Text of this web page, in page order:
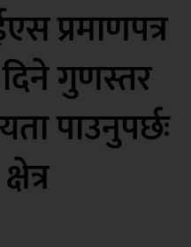
प्रमाणपत्र
गुणस्तर
पाउनुपर्छः